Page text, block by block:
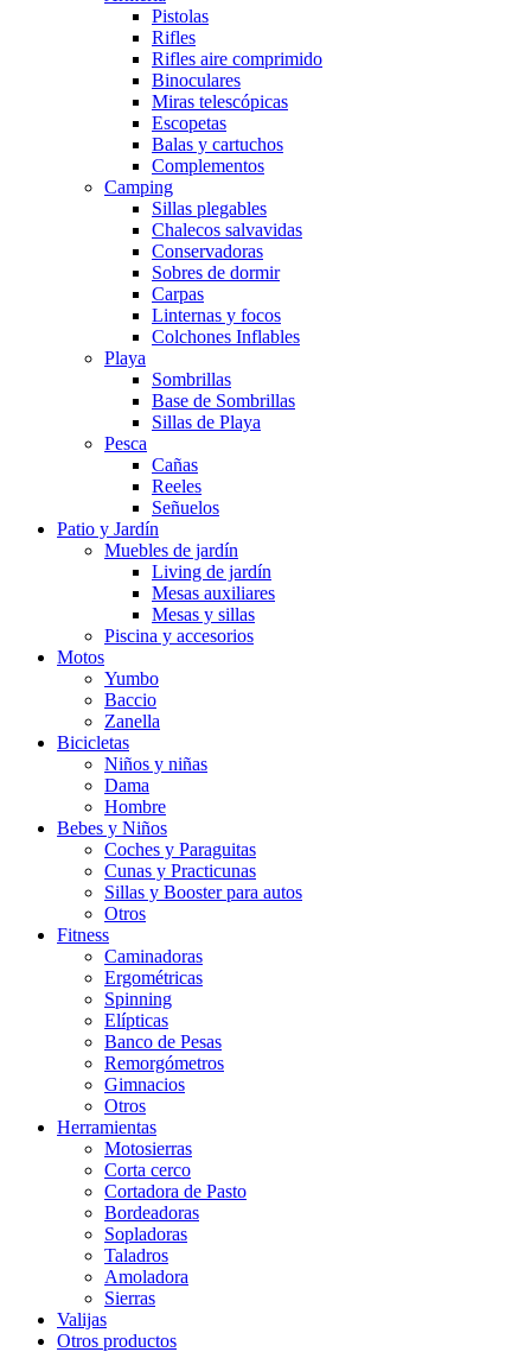
Pistolas
Rifles
Rifles aire comprimido
Binoculares
Miras telescópicas
Escopetas
Balas y cartuchos
Complementos
Camping
Sillas plegables
Chalecos salvavidas
Conservadoras
Sobres de dormir
Carpas
Linternas y focos
Colchones Inflables
Playa
Sombrillas
Base de Sombrillas
Sillas de Playa
Pesca
Cañas
Reeles
Señuelos
Patio y Jardín
Muebles de jardín
Living de jardín
Mesas auxiliares
Mesas y sillas
Piscina y accesorios
Motos
Yumbo
Baccio
Zanella
Bicicletas
Niños y niñas
Dama
Hombre
Bebes y Niños
Coches y Paraguitas
Cunas y Practicunas
Sillas y Booster para autos
Otros
Fitness
Caminadoras
Ergométricas
Spinning
Elípticas
Banco de Pesas
Remorgómetros
Gimnacios
Otros
Herramientas
Motosierras
Corta cerco
Cortadora de Pasto
Bordeadoras
Sopladoras
Taladros
Amoladora
Sierras
Valijas
Otros productos